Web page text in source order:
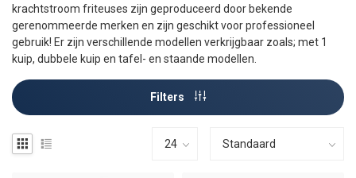
krachtstroom friteuses zijn geproduceerd door bekende
gerenommeerde merken en zijn geschikt voor professioneel
gebruik! Er zijn verschillende modellen verkrijgbaar zoals; met 1
kuip, dubbele kuip en tafel- en staande modellen.
Filters